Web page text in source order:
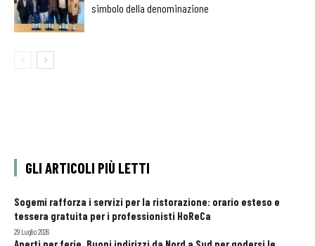
simbolo della denominazione
GLI ARTICOLI PIÙ LETTI
Sogemi rafforza i servizi per la ristorazione: orario esteso e
tessera gratuita per i professionisti HoReCa
29 Luglio 2026